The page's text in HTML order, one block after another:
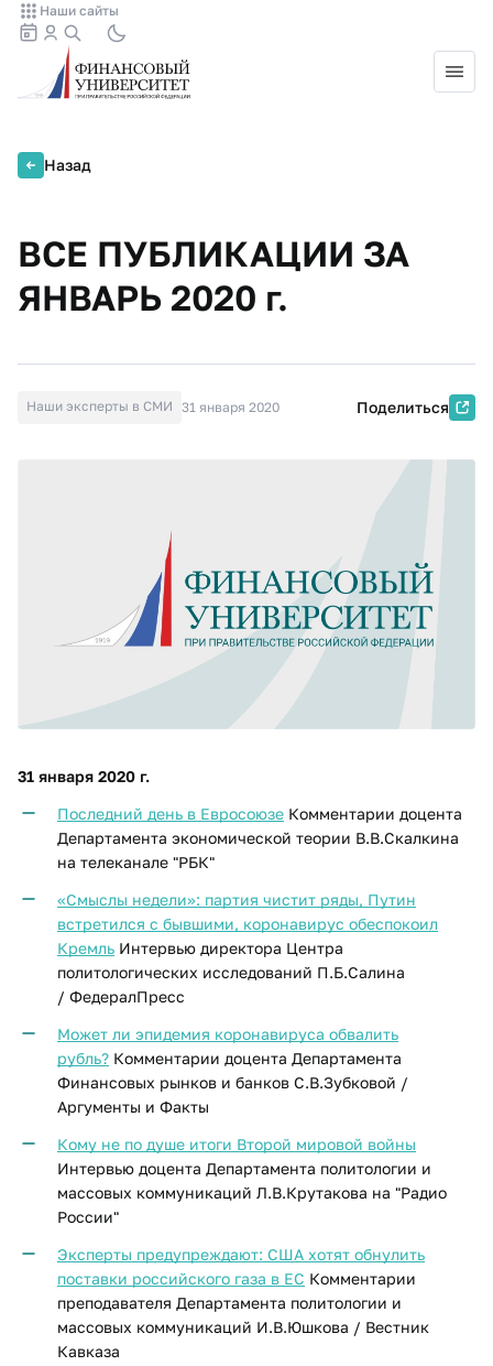
Наши сайты
Назад
ВСЕ ПУБЛИКАЦИИ ЗА
ЯНВАРЬ 2020 г.
Наши эксперты в СМИ 31 января 2020 Поделиться
31 января 2020 г.
Последний день в Евросоюзе Комментарии доцента
Департамента экономической теории В.В.Скалкина
на телеканале "РБК"
«Смыслы недели»: партия чистит ряды, Путин
встретился с бывшими, коронавирус обеспокоил
Кремль Интервью директора Центра
политологических исследований П.Б.Салина
/ ФедералПресс
Может ли эпидемия коронавируса обвалить
рубль? Комментарии доцента Департамента
Финансовых рынков и банков С.В.Зубковой /
Аргументы и Факты
Кому не по душе итоги Второй мировой войны
Интервью доцента Департамента политологии и
массовых коммуникаций Л.В.Крутакова на "Радио
России"
Эксперты предупреждают: США хотят обнулить
поставки российского газа в ЕС Комментарии
преподавателя Департамента политологии и
массовых коммуникаций И.В.Юшкова​ / Вестник
Кавказа